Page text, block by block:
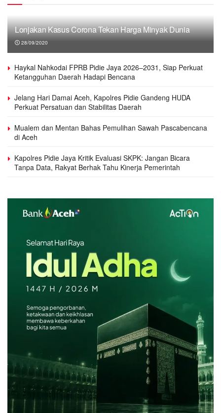
Lonjakan Kasus Corona Tekan Harga Minyak Dunia
28/09/2020
Haykal Nahkodai FPRB Pidie Jaya 2026–2031, Siap Perkuat
Ketangguhan Daerah Hadapi Bencana
Jelang Hari Damai Aceh, Kapolres Pidie Gandeng HUDA
Perkuat Persatuan dan Stabilitas Daerah
Mualem dan Mentan Bahas Pemulihan Sawah Pascabencana
di Aceh
Kapolres Pidie Jaya Kritik Evaluasi SKPK: Jangan Bicara
Tanpa Data, Rakyat Berhak Tahu Kinerja Pemerintah